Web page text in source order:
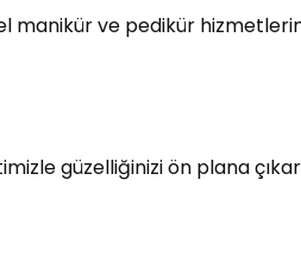
manikür ve pedikür
güzelliğinizi ön plana